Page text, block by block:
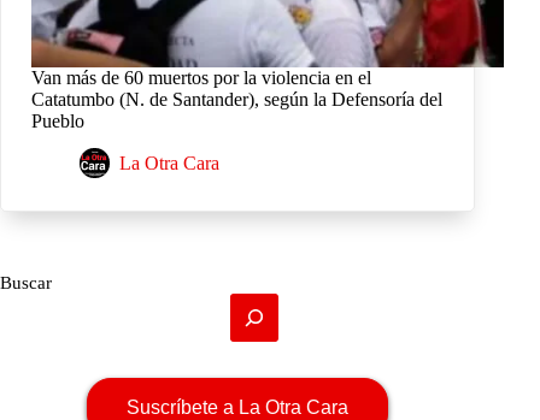
Van más de 60 muertos por la violencia en el
Catatumbo (N. de Santander), según la Defensoría del
Pueblo
La Otra Cara
Buscar
Suscríbete a La Otra Cara